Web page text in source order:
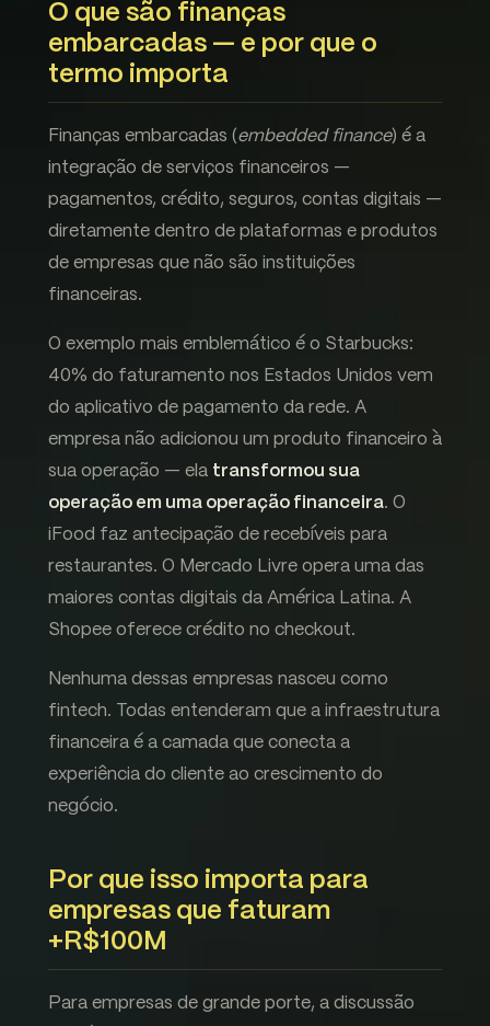
O que são finanças
embarcadas — e por que o
termo importa
Finanças embarcadas ( embedded finance) é a
integração de serviços financeiros —
pagamentos, crédito, seguros, contas digitais —
diretamente dentro de plataformas e produtos
de empresas que não são instituições
financeiras.
O exemplo mais emblemático é o Starbucks:
40% do faturamento nos Estados Unidos vem
do aplicativo de pagamento da rede. A
empresa não adicionou um produto financeiro à
sua operação — ela transformou sua
operação em uma operação financeira. O
iFood faz antecipação de recebíveis para
restaurantes. O Mercado Livre opera uma das
maiores contas digitais da América Latina. A
Shopee oferece crédito no checkout.
Nenhuma dessas empresas nasceu como
fintech. Todas entenderam que a infraestrutura
financeira é a camada que conecta a
experiência do cliente ao crescimento do
negócio.
Por que isso importa para
empresas que faturam
+R$100M
Para empresas de grande porte, a discussão